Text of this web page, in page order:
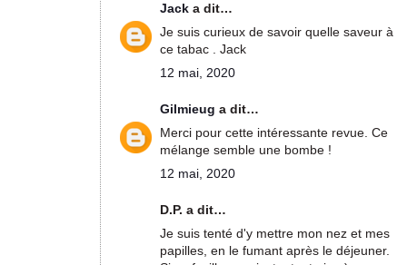
Jack a dit…
Je suis curieux de savoir quelle saveur à
ce tabac . Jack
12 mai, 2020
Gilmieug a dit…
Merci pour cette intéressante revue. Ce
mélange semble une bombe !
12 mai, 2020
D.P. a dit…
Je suis tenté d'y mettre mon nez et mes
papilles, en le fumant après le déjeuner.